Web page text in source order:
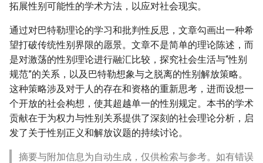
拓展性别可能性的学术方法，以应对社会现实。
通过对巴特勒理论的学习和批判性反思，文章勾画出一种希
望打破传统性别界限的愿景。文章不是简单的理论陈述，而
是对激荡的性别理论进行融汇比较，探究社会生活与“性别
规范”的关系，以及巴特勒想象与之脱离的性别解放策略。
这种策略涉及对于人的存在和资格的重新思考，进而设想一
个开放的社会构想，使其超越单一的性别规定。本书的学术
贡献在于为权力与性别关系提供了深刻的社会理论分析，启
发了关于性别正义和解放议题的持续讨论。
摘要与附加信息为自动生成，仅供检索与参考。如有错误